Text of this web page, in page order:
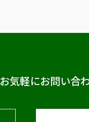
お気軽にお問い合